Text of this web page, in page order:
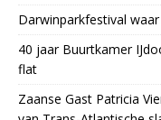
Darwinparkfestival
40 jaar Buurtkamer
flat
Zaanse Gast Patricia